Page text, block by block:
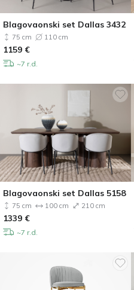
Blagovaonski set Dallas 3432
75 cm 110 cm
1159 €
~7 r.d.
Blagovaonski set Dallas 5158
75 cm 100 cm 210 cm
1339 €
~7 r.d.